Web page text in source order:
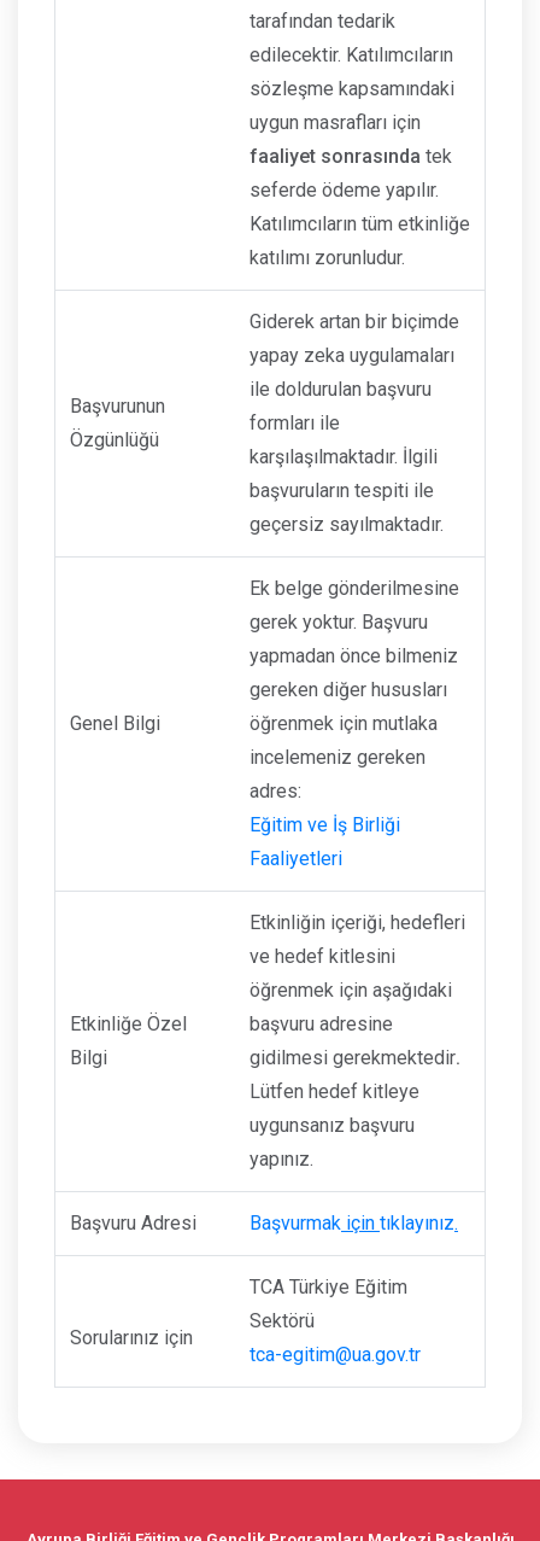
tarafından tedarik
edilecektir. Katılımcıların
sözleşme kapsamındaki
uygun masrafları için
faaliyet sonrasında tek
seferde ödeme yapılır.
Katılımcıların tüm etkinliğe
katılımı zorunludur.
Başvurunun
Özgünlüğü
Giderek artan bir biçimde
yapay zeka uygulamaları
ile doldurulan başvuru
formları ile
karşılaşılmaktadır. İlgili
başvuruların tespiti ile
geçersiz sayılmaktadır.
Genel Bilgi
Ek belge gönderilmesine
gerek yoktur. Başvuru
yapmadan önce bilmeniz
gereken diğer hususları
öğrenmek için mutlaka
incelemeniz gereken
adres:
Eğitim ve İş Birliği
Faaliyetleri
Etkinliğe Özel
Bilgi
Etkinliğin içeriği, hedefleri
ve hedef kitlesini
öğrenmek için aşağıdaki
başvuru adresine
gidilmesi gerekmektedir.
Lütfen hedef kitleye
uygunsanız başvuru
yapınız.
Başvuru Adresi Başvurmak için tıklayınız.
Sorularınız için
TCA Türkiye Eğitim
Sektörü
tca-egitim@ua.gov.tr